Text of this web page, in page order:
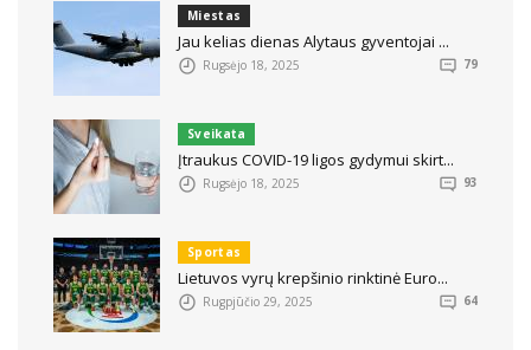
Miestas
Jau kelias dienas Alytaus gyventojai ...
Rugsėjo 18, 2025 79
Sveikata
Įtraukus COVID-19 ligos gydymui skirt...
Rugsėjo 18, 2025 93
Sportas
Lietuvos vyrų krepšinio rinktinė Euro...
Rugpjūčio 29, 2025 64